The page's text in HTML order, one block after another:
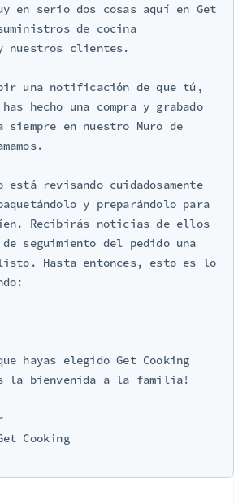
en serio dos cosas aquí en Get
de cocina
nuestros clientes.
una notificación de que tú,
hecho una compra y grabado
siempre en nuestro Muro de
está revisando cuidadosamente
y preparándolo para
Recibirás noticias de ellos
de seguimiento del pedido una
Hasta entonces, esto es lo
hayas elegido Get Cooking
la bienvenida a la familia!
Cooking